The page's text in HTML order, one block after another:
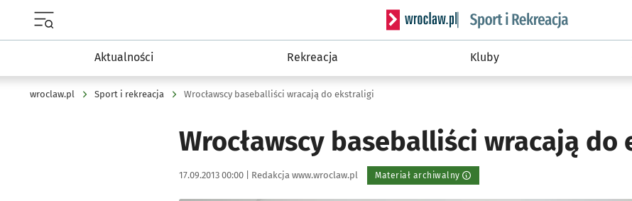
Serwis informacyjny wroclaw.pl podserwis:
Aktualności Rekreacja Kluby
wroclaw.pl Sport i rekreacja Wrocławscy baseballiści wracają do ekstraligi
Wrocławscy baseballiści wracają
Data publikacji:
17.09.2013 00:00 | Autor:
Redakcja www.wroclaw.pl Materiał archiwalny